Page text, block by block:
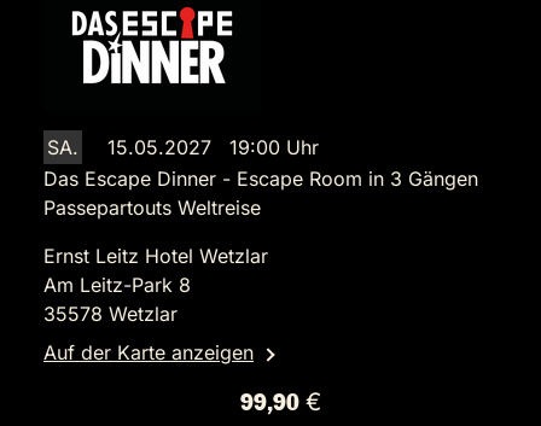
SA.
15.05.2027 19:00 Uhr
Das Escape Dinner - Escape Room in 3 Gängen
Passepartouts Weltreise
Ernst Leitz Hotel Wetzlar
Am Leitz-Park 8
35578 Wetzlar
Auf der Karte anzeigen
99,90 €